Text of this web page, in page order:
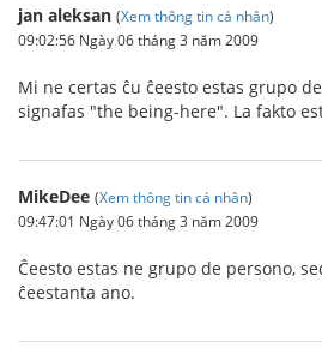
jan aleksan (Xem thông tin cá nhân)
09:02:56 Ngày 06 tháng 3 năm 2009
Mi ne certas ĉu ĉeesto estas grupo
signafas "the being-here". La fakto
MikeDee (Xem thông tin cá nhân)
09:47:01 Ngày 06 tháng 3 năm 2009
Ĉeesto estas ne grupo de persono,
ĉeestanta ano.